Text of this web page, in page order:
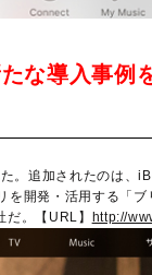
な導入事例
。追加されたのは、
開発・活用する「ブ
。【URL】
http://